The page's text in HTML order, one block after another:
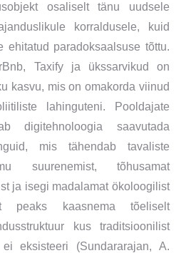
osaliselt tänu uudsele
korraldusele, kuid
ehitatud paradoksaalsuse tõttu.
Taxify ja ükssarvikud on
kasvu, mis on omakorda viinud
lahinguteni. Pooldajate
digitehnoloogia saavutada
mis tähendab tavaliste
suurenemist, tõhusamat
ja isegi madalamat ökoloogilist
peaks kaasnema tõeliselt
kus traditsioonilist
eksisteeri (Sundararajan, A.